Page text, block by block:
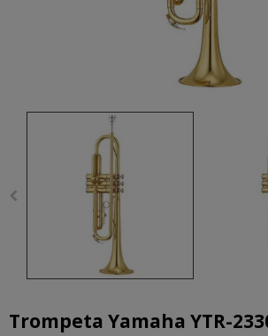
Trompeta Yamaha YTR-